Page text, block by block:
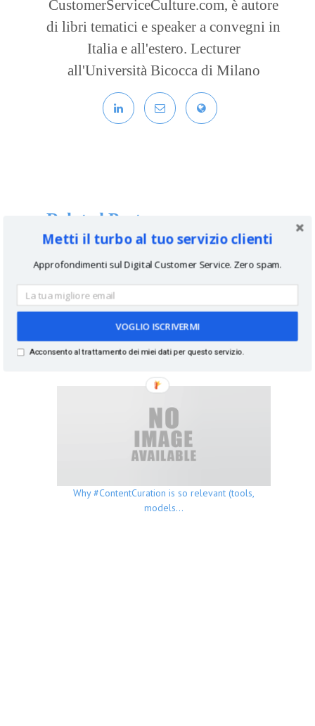
CustomerServiceCulture.com, è autore
di libri tematici e speaker a convegni in
Italia e all'estero. Lecturer
all'Università Bicocca di Milano
Related Posts
Why #ContentCuration is so relevant (tools,
models…
Metti il turbo al tuo servizio clienti
Approfondimenti sul Digital Customer Service. Zero spam.
VOGLIO ISCRIVERMI
Acconsento al trattamento dei miei dati per questo servizio.